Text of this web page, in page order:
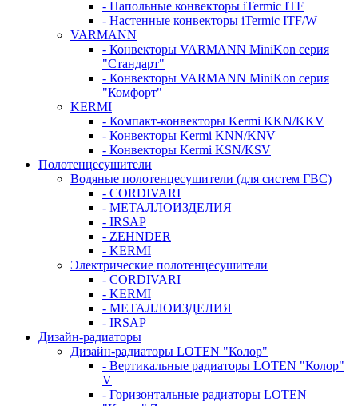
- Напольные конвекторы iTermic ITF
- Настенные конвекторы iTermic ITF/W
VARMANN
- Конвекторы VARMANN MiniKon серия
"Стандарт"
- Конвекторы VARMANN MiniKon серия
"Комфорт"
KERMI
- Компакт-конвекторы Kermi KKN/KKV
- Конвекторы Kermi KNN/KNV
- Конвекторы Kermi KSN/KSV
Полотенцесушители
Водяные полотенцесушители (для систем ГВС)
- CORDIVARI
- МЕТАЛЛОИЗДЕЛИЯ
- IRSAP
- ZEHNDER
- KERMI
Электрические полотенцесушители
- CORDIVARI
- KERMI
- МЕТАЛЛОИЗДЕЛИЯ
- IRSAP
Дизайн-радиаторы
Дизайн-радиаторы LOTEN "Колор"
- Вертикальные радиаторы LOTEN "Колор"
V
- Горизонтальные радиаторы LOTEN